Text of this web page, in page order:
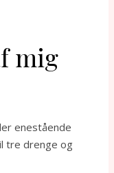
mig
enestående
tre drenge og